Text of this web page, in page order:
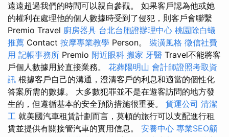
遠遠超過我們的時間可以親自參觀。 如果客戶認為他或她
的權利在處理他的個人數據時受到了侵犯，則客戶會聯繫
Premio Travel 廚房器具 台北台胞證辦理中心 桃園除白蟻
推薦 Contact 按摩專業教學 Person。 裝潢風格 徵信社費
用 記帳事務所 Premio 附近眼科 搬家 牙醫 Travel不能將客
戶個人數據用於直接業務。 花葬陽明山 會計師證照考取資
訊 根據客戶自己的溝通，澄清客戶的利息和適當的個性化
答案所需的數據。 大多數犯罪並不是在遊客訪問的地方發
生的，但遵循基本的安全預防措施很重要。 貨運公司 清潔
工 就美國汽車租賃計劃而言，莫頓的旅行可以支配進行租
賃並提供有關接管汽車的實用信息。 安養中心 專業SEO顧